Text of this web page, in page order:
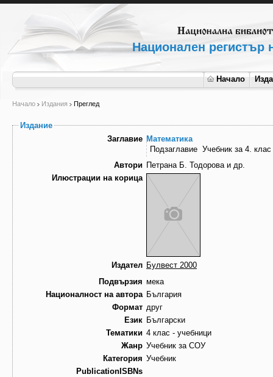
Национален регистър
Начало
Начало Издания Преглед
Издание
Заглавие Математика
Подзаглавие Учебник за 4.
Автори Петрана Б. Тодорова и др.
Илюстрации на корица
Издател Булвест 2000
Подвързия мека
Националност на автора България
Формат друг
Език Български
Тематики 4 клас - учебници
Жанр Учебник за СОУ
Категория Учебник
PublicationISBNs